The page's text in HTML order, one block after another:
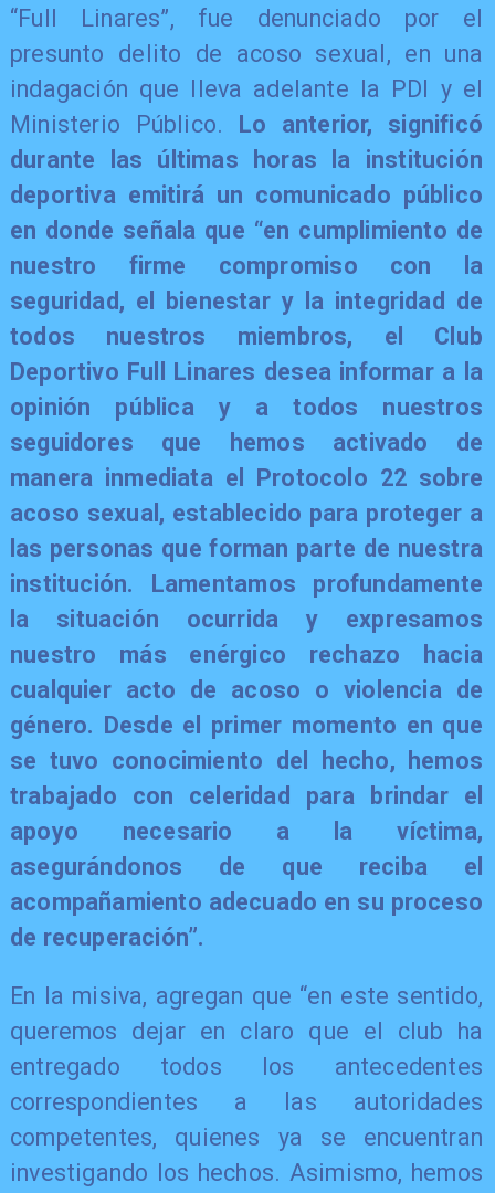
“Full Linares”, fue denunciado por el
presunto delito de acoso sexual, en una
indagación que lleva adelante la PDI y el
Ministerio Público. Lo anterior, significó
durante las últimas horas la institución
deportiva emitirá un comunicado público
en donde señala que “en cumplimiento de
nuestro firme compromiso con la
seguridad, el bienestar y la integridad de
todos nuestros miembros, el Club
Deportivo Full Linares desea informar a la
opinión pública y a todos nuestros
seguidores que hemos activado de
manera inmediata el Protocolo 22 sobre
acoso sexual, establecido para proteger a
las personas que forman parte de nuestra
institución. Lamentamos profundamente
la situación ocurrida y expresamos
nuestro más enérgico rechazo hacia
cualquier acto de acoso o violencia de
género. Desde el primer momento en que
se tuvo conocimiento del hecho, hemos
trabajado con celeridad para brindar el
apoyo necesario a la víctima,
asegurándonos de que reciba el
acompañamiento adecuado en su proceso
de recuperación”.
En la misiva, agregan que “en este sentido,
queremos dejar en claro que el club ha
entregado todos los antecedentes
correspondientes a las autoridades
competentes, quienes ya se encuentran
investigando los hechos. Asimismo, hemos